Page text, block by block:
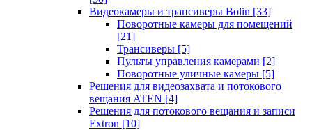
Видеокамеры и трансиверы Bolin [33]
Поворотные камеры для помещений
[21]
Трансиверы [5]
Пульты управления камерами [2]
Поворотные уличные камеры [5]
Решения для видеозахвата и потокового
вещания ATEN [4]
Решения для потокового вещания и записи
Extron [10]